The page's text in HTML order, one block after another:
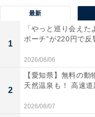
平日：900円（小学生
土・日・祝：900円（
宿泊可否
宿泊：可（1泊2食付
利用が必要）
あわせて読みたい
最新
1
「やっと巡り会え
ポーチ”が220円で反
2026/08/06
2
【愛知県】無料の
天然温泉も！ 高速道
2026/08/07